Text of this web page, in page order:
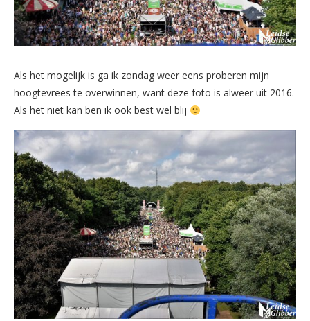
Als het mogelijk is ga ik zondag weer eens proberen mijn
hoogtevrees te overwinnen, want deze foto is alweer uit 2016.
Als het niet kan ben ik ook best wel blij